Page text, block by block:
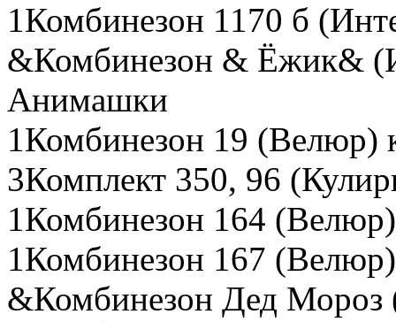
1Комбинезон 1170 б
&Комбинезон & Ёжик&
Анимашки
1Комбинезон 19 (Велюр)
3Комплект 350, 96
1Комбинезон 164 (Велюр)
1Комбинезон 167
&Комбинезон Дед